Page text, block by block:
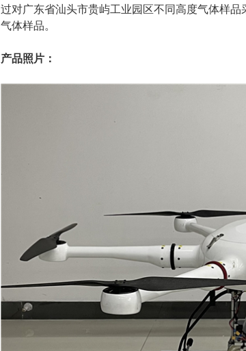
过对广东省汕头市贵屿工业园区不同高度气体样
气体样品。
产品照片：